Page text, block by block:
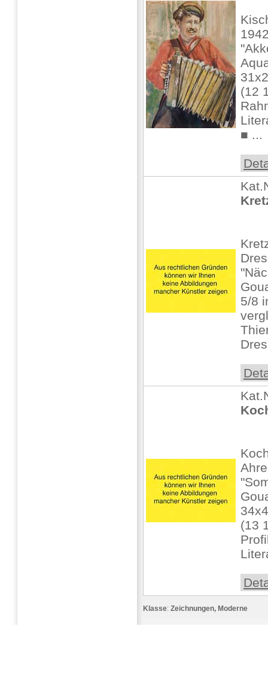
(12
■ ...
5/8
(13
Klasse: Zeichnungen, Moderne